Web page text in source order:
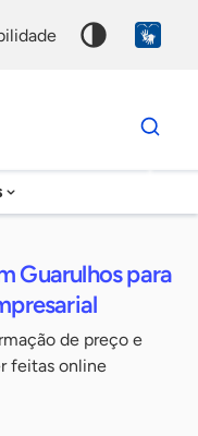
Dados
para
chave
Guarulhos para
de preço e
feitas online